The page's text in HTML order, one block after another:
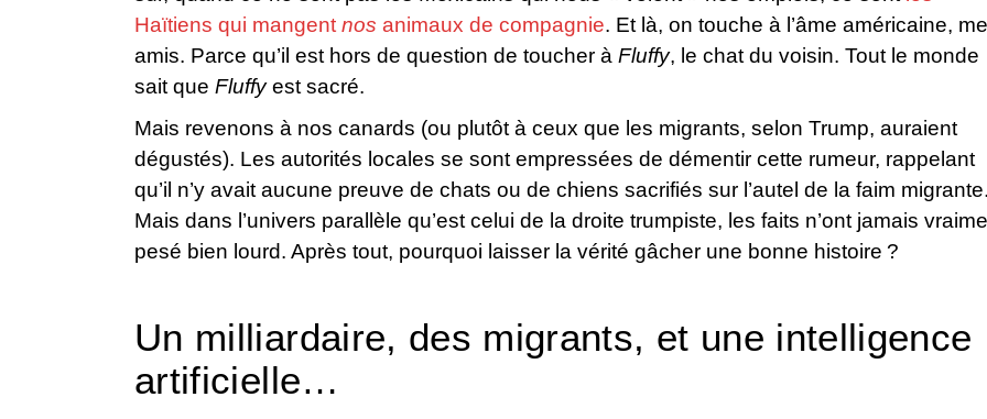
Haïtiens qui mangent nos animaux de compagnie. Et là, on touche à l’âme américaine,
amis. Parce qu’il est hors de question de toucher à Fluffy, le chat du voisin. Tout le monde
sait que Fluffyest sacré.
Mais revenons à nos canards (ou plutôt à ceux que les migrants, selon Trump, auraient
dégustés). Les autorités locales se sont empressées de démentir cette rumeur, rappelant
qu’il n’y avait aucune preuve de chats ou de chiens sacrifiés sur l’autel de la faim migrante.
Mais dans l’univers parallèle qu’est celui de la droite trumpiste, les faits n’ont jamais
pesé bien lourd. Après tout, pourquoi laisser la vérité gâcher une bonne histoire ?
Un milliardaire, des migrants, et une intelligence
artificielle…